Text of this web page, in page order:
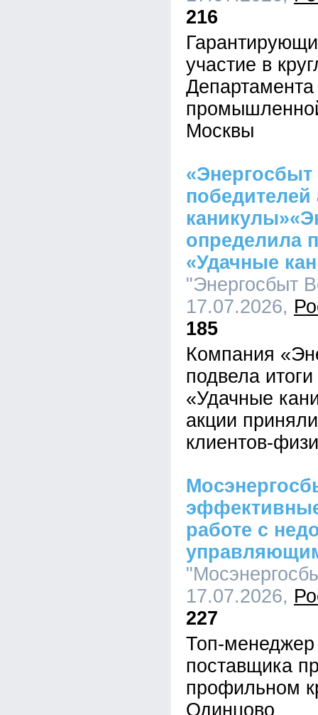
216
участие в
Москвы
определила
«Удачные
"Энергосбыт
17.07.2026,
185
Компания
подвела
«Удачные
акции
клиентов-
работе с
17.07.2026,
227
Топ-менеджер
поставщика
профильном
Одинцово